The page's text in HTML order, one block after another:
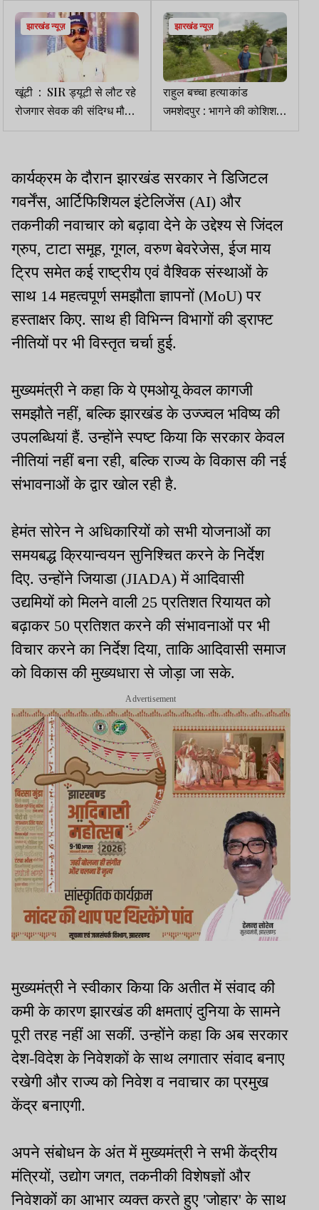
झारखंड न्यूज़
खूंटी : SIR ड्यूटी से लौट रहे
रोजगार सेवक की संदिग्ध मौत,
सड़क किनारे मिला शव, हत्या
झारखंड न्यूज़
राहुल बच्चा हत्याकांड
जमशेदपुर : भागने की कोशिश
कर रहे मुख्य आरोपी शब्बे का
कार्यक्रम के दौरान झारखंड सरकार ने डिजिटल
गवर्नेंस, आर्टिफिशियल इंटेलिजेंस (AI) और
तकनीकी नवाचार को बढ़ावा देने के उद्देश्य से जिंदल
ग्रुप, टाटा समूह, गूगल, वरुण बेवरेजेस, ईज माय
ट्रिप समेत कई राष्ट्रीय एवं वैश्विक संस्थाओं के
साथ 14 महत्वपूर्ण समझौता ज्ञापनों (MoU) पर
हस्ताक्षर किए. साथ ही विभिन्न विभागों की ड्राफ्ट
नीतियों पर भी विस्तृत चर्चा हुई.
मुख्यमंत्री ने कहा कि ये एमओयू केवल कागजी
समझौते नहीं, बल्कि झारखंड के उज्ज्वल भविष्य की
उपलब्धियां हैं. उन्होंने स्पष्ट किया कि सरकार केवल
नीतियां नहीं बना रही, बल्कि राज्य के विकास की नई
संभावनाओं के द्वार खोल रही है.
हेमंत सोरेन ने अधिकारियों को सभी योजनाओं का
समयबद्ध क्रियान्वयन सुनिश्चित करने के निर्देश
दिए. उन्होंने जियाडा (JIADA) में आदिवासी
उद्यमियों को मिलने वाली 25 प्रतिशत रियायत को
बढ़ाकर 50 प्रतिशत करने की संभावनाओं पर भी
विचार करने का निर्देश दिया, ताकि आदिवासी समाज
को विकास की मुख्यधारा से जोड़ा जा सके.
Advertisement
मुख्यमंत्री ने स्वीकार किया कि अतीत में संवाद की
कमी के कारण झारखंड की क्षमताएं दुनिया के सामने
पूरी तरह नहीं आ सकीं. उन्होंने कहा कि अब सरकार
देश-विदेश के निवेशकों के साथ लगातार संवाद बनाए
रखेगी और राज्य को निवेश व नवाचार का प्रमुख
केंद्र बनाएगी.
अपने संबोधन के अंत में मुख्यमंत्री ने सभी केंद्रीय
मंत्रियों, उद्योग जगत, तकनीकी विशेषज्ञों और
निवेशकों का आभार व्यक्त करते हुए 'जोहार' के साथ